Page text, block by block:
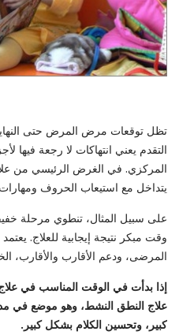
تظل توقعات مرض المرض حتى
التقدم يعني انتهاكات لا رجعة فيها
المركزي. في الغرض الرئيسي من
يتداخل مع استيعاب الحروف
على سبيل المثال، تنطوي مرحلة
وقت مبكر نتيجة إيجابية للعلاج.
المرضى، ودعم الأقارب والأقارب،
إذا بدأت في الوقت المناسب في
علاج النطق النشط، وهو موضع في
كبير، وتحسين الكلام بشكل كبير.